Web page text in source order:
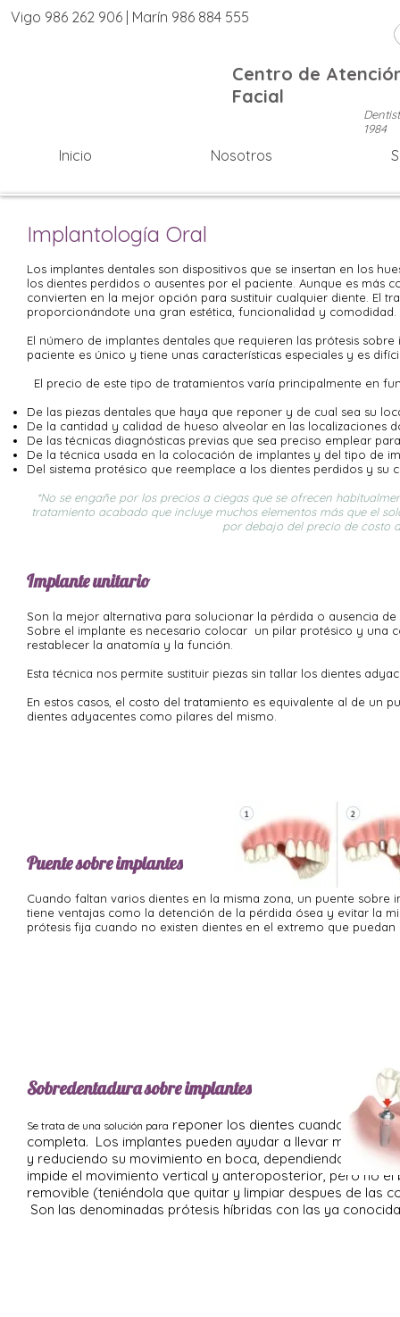
Vigo 986 262 906 | Marín 986 884 555
Centro de
Facial
1984
Inicio Nosotros
Implantología Oral
Los implantes dentales son dispositivos que se insertan en los
los dientes perdidos o ausentes por el paciente. Aunque es más
convierten en la mejor opción para sustituir cualquier diente. El
proporcionándote una gran estética, funcionalidad y comodidad.
El número de implantes dentales que requieren las prótesis
paciente es único y tiene unas características especiales y es
El precio de este tipo de tratamientos varía principalmente en
De las piezas dentales que haya que reponer y de cual sea su
De la cantidad y calidad de hueso alveolar en las localizaciones
De las técnicas diagnósticas previas que sea preciso emplear
De la técnica usada en la colocación de implantes y del tipo de
Del sistema protésico que reemplace a los dientes perdidos y su
*No se engañe por los precios a ciegas que se ofrecen
tratamiento acabado que incluye muchos elementos más que el
por debajo del precio de costo
Implante unitario
Son la mejor alternativa para solucionar la pérdida o ausencia
Sobre el implante es necesario colocar un pilar protésico y una
restablecer la anatomía y la función.
Esta técnica nos permite sustituir piezas sin tallar los dientes
En estos casos, el costo del tratamiento es equivalente al de un
dientes adyacentes como pilares del mismo.
Puente sobre implantes
Cuando faltan varios dientes en la misma zona, un puente
tiene ventajas como la detención de la pérdida ósea y evitar la
prótesis fija cuando no existen dientes en el extremo que puedan
Sobredentadura sobre implantes
Se trata de una solución para reponer los dientes cuando se han
completa. Los implantes pueden ayudar a llevar mejor
y reduciendo su movimiento en boca, dependiendo de
impide el movimiento vertical y anteroposterior, pero no
removible (teniéndola que quitar y limpiar despues de las
Son las denominadas prótesis híbridas con las ya